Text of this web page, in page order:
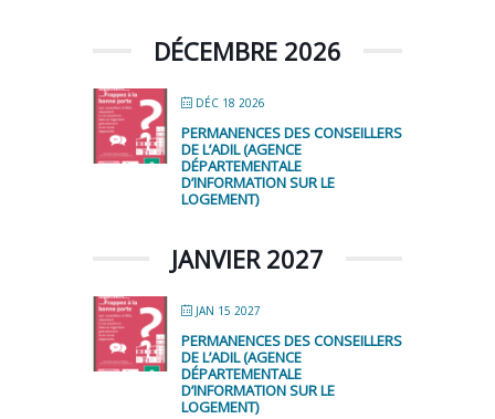
DÉCEMBRE 2026
DÉC 18 2026
PERMANENCES DES CONSEILLERS
DE L’ADIL (AGENCE
DÉPARTEMENTALE
D’INFORMATION SUR LE
LOGEMENT)
JANVIER 2027
JAN 15 2027
PERMANENCES DES CONSEILLERS
DE L’ADIL (AGENCE
DÉPARTEMENTALE
D’INFORMATION SUR LE
LOGEMENT)